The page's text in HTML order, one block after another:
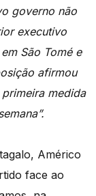
governo não
executivo
São Tomé e
afirmou
medida
Américo
face ao